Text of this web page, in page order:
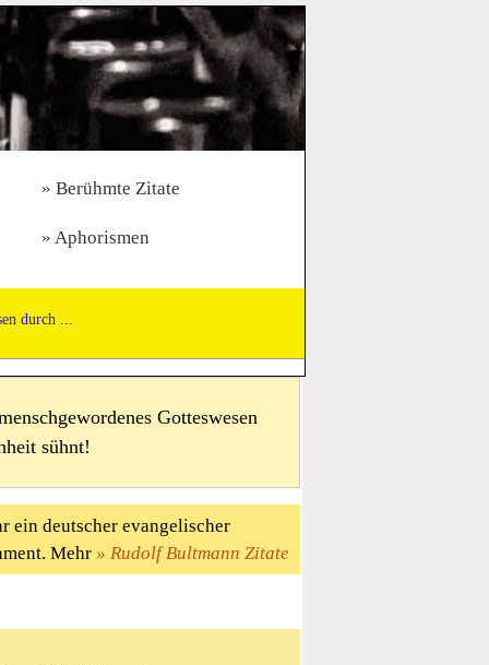
Berühmte Zitate
Aphorismen
durch ...
Gotteswesen
sühnt!
ein deutscher evangelischer
Mehr
Rudolf Bultmann Zitate